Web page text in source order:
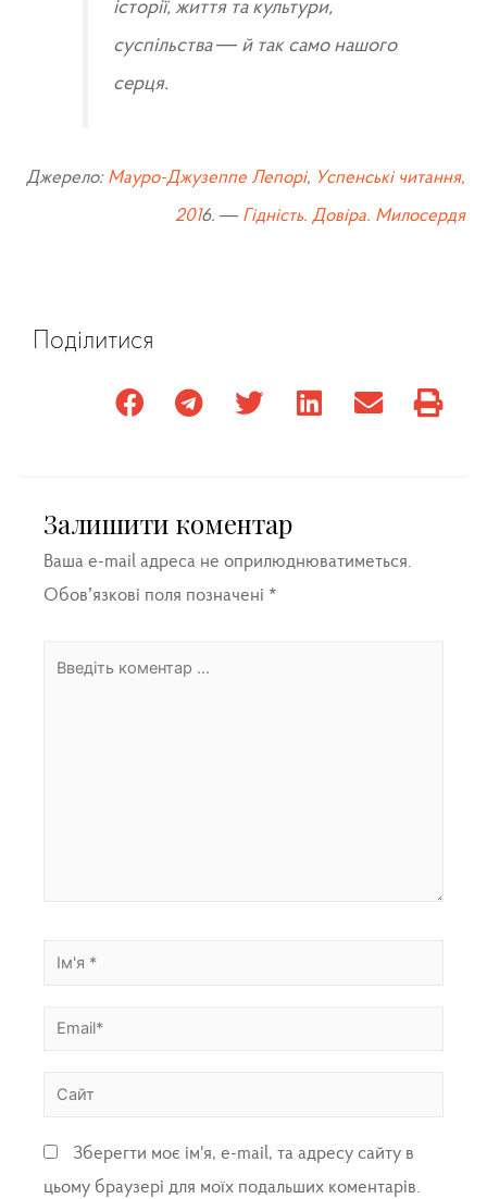
історії, життя та культури,
суспільства — й так само нашого
серця.
Джерело: Мауро-Джузеппе Лепорі, Успенські читання,
2016. — Гідність. Довіра. Милосердя
Поділитися
Залишити коментар
Ваша e-mail адреса не оприлюднюватиметься.
Обов’язкові поля позначені *
Зберегти моє ім'я, e-mail, та адресу сайту в
цьому браузері для моїх подальших коментарів.